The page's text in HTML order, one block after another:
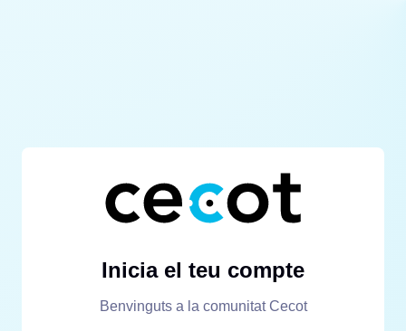
Inicia el teu compte
Benvinguts a la comunitat Cecot